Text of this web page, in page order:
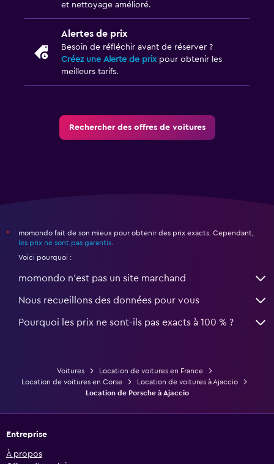
et nettoyage amélioré.
Alertes de prix
Besoin de réfléchir avant de réserver ?
Créez une Alerte de prixpour obtenir les
meilleurs tarifs.
Rechercher des offres de voitures
*
momondo fait de son mieux pour obtenir des prix exacts. Cependant,
les prix ne sont pas garantis
Voici pourquoi :
momondo n'est pas un site marchand
Nous recueillons des données pour vous
Pourquoi les prix ne sont-ils pas exacts à 100 % ?
Voitures
Location de voitures en France
Location de voitures en Corse
Location de voitures à Ajaccio
Location de Porsche à Ajaccio
Entreprise
À propos